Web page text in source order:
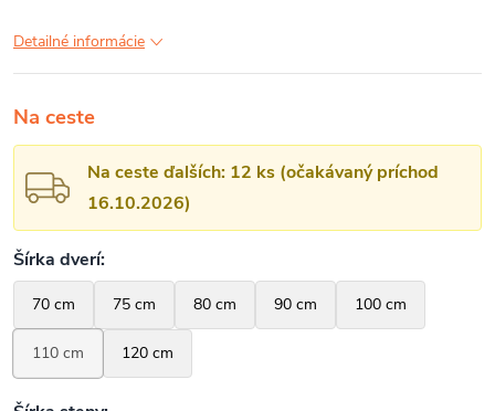
Detailné informácie
Na ceste
Na ceste ďalších: 12 ks (očakávaný príchod
16.10.2026)